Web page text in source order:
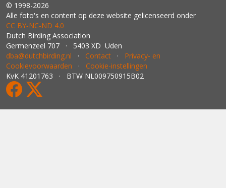
© 1998-2026
Alle foto's en content op deze website gelicenseerd onder
CC BY‑NC‑ND 4.0
Dutch Birding Association
Germenzeel 707 · 5403 XD Uden
dba@dutchbirding.nl · Contact · Privacy- en
Cookievoorwaarden · Cookie-instellingen
KvK 41201763 · BTW NL009750915B02